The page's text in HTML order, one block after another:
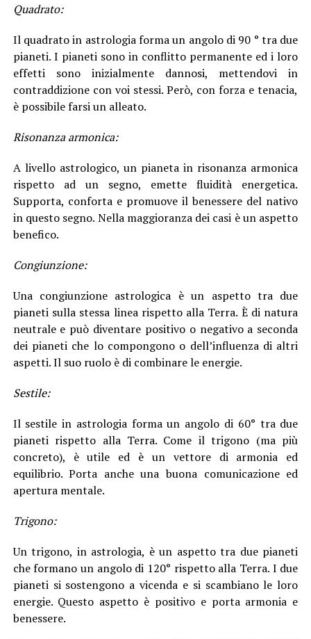
Quadrato:
Il quadrato in astrologia forma un angolo di 90 ° tra due
pianeti. I pianeti sono in conflitto permanente ed i loro
effetti sono inizialmente dannosi, mettendovi in
contraddizione con voi stessi. Però, con forza e tenacia,
è possibile farsi un alleato.
Risonanza armonica:
A livello astrologico, un pianeta in risonanza armonica
rispetto ad un segno, emette fluidità energetica.
Supporta, conforta e promuove il benessere del nativo
in questo segno. Nella maggioranza dei casi è un aspetto
benefico.
Congiunzione:
Una congiunzione astrologica è un aspetto tra due
pianeti sulla stessa linea rispetto alla Terra. È di natura
neutrale e può diventare positivo o negativo a seconda
dei pianeti che lo compongono o dell’influenza di altri
aspetti. Il suo ruolo è di combinare le energie.
Sestile:
Il sestile in astrologia forma un angolo di 60° tra due
pianeti rispetto alla Terra. Come il trigono (ma più
concreto), è utile ed è un vettore di armonia ed
equilibrio. Porta anche una buona comunicazione ed
apertura mentale.
Trigono:
Un trigono, in astrologia, è un aspetto tra due pianeti
che formano un angolo di 120° rispetto alla Terra. I due
pianeti si sostengono a vicenda e si scambiano le loro
energie. Questo aspetto è positivo e porta armonia e
benessere.